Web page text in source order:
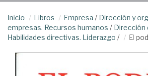
Inicio Libros Empresa / Dirección y
empresas. Recursos humanos / Dirección
Habilidades directivas. Liderazgo / El